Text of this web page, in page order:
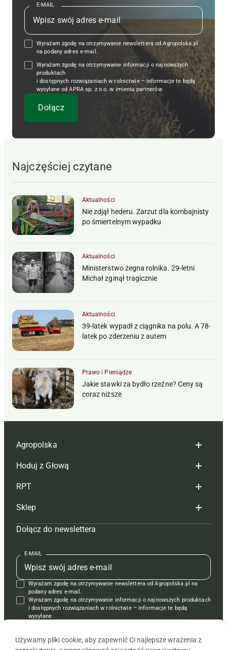
E-MAIL
Wyrażam zgodę na otrzymywanie newslettera od Agropolska.pl
na podany adres e-mail.
Wyrażam zgodę na otrzymywanie informacji o najnowszych
produktach
i dostępnych rozwiązaniach w rolnictwie – informacje te będą
wysyłane od APRA sp. z o.o. w imieniu partnerów.
Najczęściej czytane
Aktualności
Nie zdjął hederu. Zarzut dla kombajnisty
po śmiertelnym wypadku
Aktualności
Ministerstwo żegna rolnika. 29-letni
Michał zginął tragicznie
Aktualności
39-latek wypadł z ciągnika na polu. A 78-
latek po zderzeniu z autem
Prawo i Pieniądze
Jakie stawki za bydło rzeźne? Ceny są
coraz niższe
Agropolska
Redakcja
Reklama
Tagi
Mapa serwisu
Kontakt
Regulamin
Polityka prywatności
Hoduj z Głową
Hoduj z głową bydło
Hoduj z głową świnie
Prenumerata
Redakcja
Kontakt
Reklama
RPT
Redakcja
Prenumerata
Reklama
Kontakt
Krzyżówki
Sklep
Czasopisma i prenumerata
Książki
Regulamin
Dołącz do newslettera
E-MAIL
Wyrażam zgodę na otrzymywanie newslettera od Agropolska.pl na
podany adres e-mail.
Wyrażam zgodę na otrzymywanie informacji o najnowszych produktach
i dostępnych rozwiązaniach w rolnictwie – informacje te będą
wysyłane
Używamy pliki cookie, aby zapewnić Ci najlepsze wrażenia z